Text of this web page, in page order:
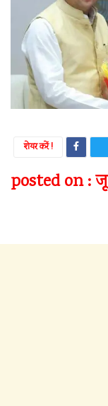
शेयर करें !
posted on : जून